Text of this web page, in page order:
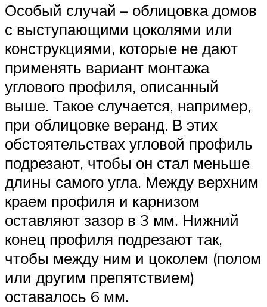
Особый случай – облицовка домов
с выступающими цоколями или
конструкциями, которые не дают
применять вариант монтажа
углового профиля, описанный
выше. Такое случается, например,
при облицовке веранд. В этих
обстоятельствах угловой профиль
подрезают, чтобы он стал меньше
длины самого угла. Между верхним
краем профиля и карнизом
оставляют зазор в 3 мм. Нижний
конец профиля подрезают так,
чтобы между ним и цоколем (полом
или другим препятствием)
оставалось 6 мм.